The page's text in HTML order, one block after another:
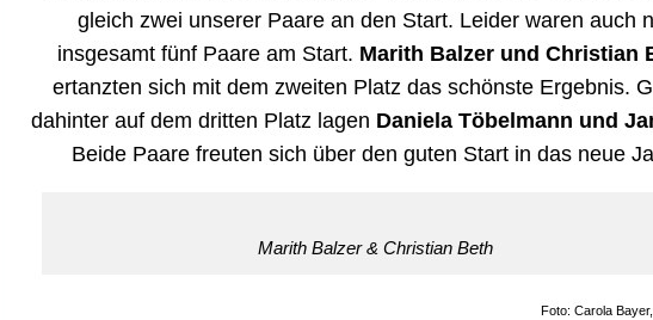
gleich zwei unserer Paare an den Start. Leider waren auch
insgesamt fünf Paare am Start. Marith Balzer und Christian
ertanzten sich mit dem zweiten Platz das schönste Ergebnis.
dahinter auf dem dritten Platz lagen Daniela Töbelmann und
Beide Paare freuten sich über den guten Start in das neue
Marith Balzer & Christian Beth
Foto: Carola